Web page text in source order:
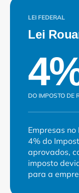
LEI FEDERAL
Lei
DO IMPOSTO DE
Empresas
4% do
aprovados,
imposto
para a